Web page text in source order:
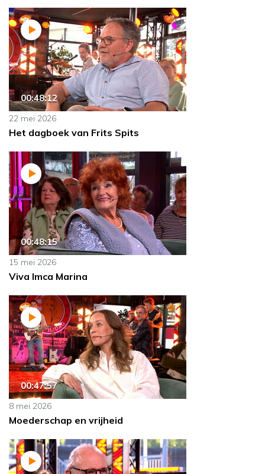
00:48:12
22 mei 2026
Het dagboek van Frits Spits
00:48:15
15 mei 2026
Viva Imca Marina
00:47:57
8 mei 2026
Moederschap en vrijheid